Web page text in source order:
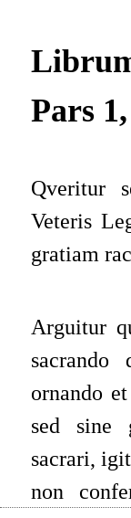
Pars
Qveritur
Veteris
gratiam
Arguitur
sacrando
ornando
sed sine
sacrari,
non